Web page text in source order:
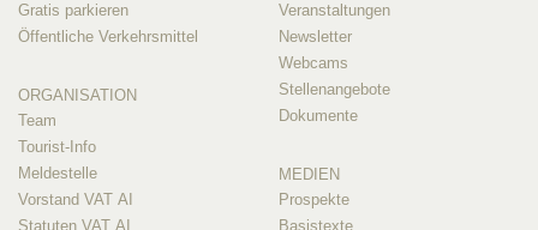
Gratis parkieren
Öffentliche Verkehrsmittel
ORGANISATION
Team
Tourist-Info
Meldestelle
Vorstand VAT AI
Statuten VAT AI
Veranstaltungen
Newsletter
Webcams
Stellenangebote
Dokumente
MEDIEN
Prospekte
Basistexte